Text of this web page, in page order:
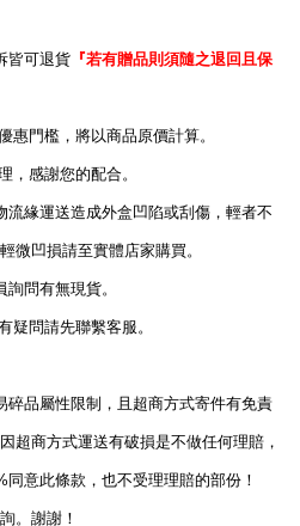
皆可退貨 『若有贈品則須隨之退回且保
惠門檻，將以商品原價計算。
，感謝您的配合。
流緣運送造成外盒凹陷或刮傷，輕者不
微凹損請至實體店家購買。
問有無現貨。
疑問請先聯繫客服。
碎品屬性限制，且超商方式寄件有免責
超商方式運送有破損是不做任何理賠，
同意此條款，也不受理理賠的部份！
。謝謝！